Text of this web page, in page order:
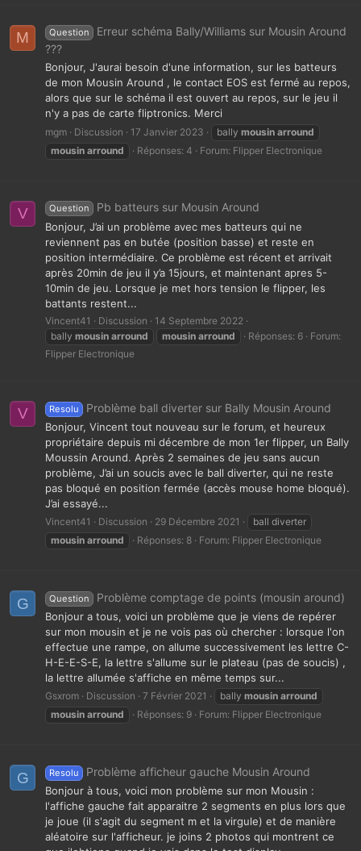
M Question
Erreur schéma Bally/Williams sur Mousin Around
???
Bonjour, J'aurai besoin d'une information, sur les batteurs
de mon Mousin Around , le contact EOS est fermé au repos,
alors que sur le schéma il est ouvert au repos, sur le jeu il
n'y a pas de carte fliptronics. Merci
mgm Discussion 17 Janvier 2023 bally mousin arround
mousin arround Réponses: 4 Forum: Flipper Electronique
V Question Pb batteurs sur Mousin Around
Bonjour, J’ai un problème avec mes batteurs qui ne
reviennent pas en butée (position basse) et reste en
position intermédiaire. Ce problème est récent et arrivait
après 20min de jeu il y’a 15jours, et maintenant apres 5-
10min de jeu. Lorsque je met hors tension le flipper, les
battants restent...
Vincent41 Discussion
14 Septembre 2022
bally mousin arround mousin arround Réponses: 6
Forum:
Flipper Electronique
V Resolu Problème ball diverter sur Bally Mousin Around
Bonjour, Vincent tout nouveau sur le forum, et heureux
propriétaire depuis mi décembre de mon 1er flipper, un Bally
Moussin Around. Après 2 semaines de jeu sans aucun
problème, J’ai un soucis avec le ball diverter, qui ne reste
pas bloqué en position fermée (accès mouse home bloqué).
J’ai essayé...
Vincent41 Discussion 29 Décembre 2021
ball diverter
mousin arround Réponses: 8 Forum: Flipper Electronique
G Question Problème comptage de points (mousin around)
Bonjour a tous, voici un problème que je viens de repérer
sur mon mousin et je ne vois pas où chercher : lorsque l'on
effectue une rampe, on allume successivement les lettre C-
H-E-E-S-E, la lettre s'allume sur le plateau (pas de soucis) ,
la lettre allumée s'affiche en même temps sur...
Gsxrom Discussion 7 Février 2021 bally mousin arround
mousin arround Réponses: 9 Forum: Flipper Electronique
G Resolu Problème afficheur gauche Mousin Around
Bonjour à tous, voici mon problème sur mon Mousin :
l'affiche gauche fait apparaitre 2 segments en plus lors que
je joue (il s'agit du segment m et la virgule) et de manière
aléatoire sur l'afficheur. je joins 2 photos qui montrent ce